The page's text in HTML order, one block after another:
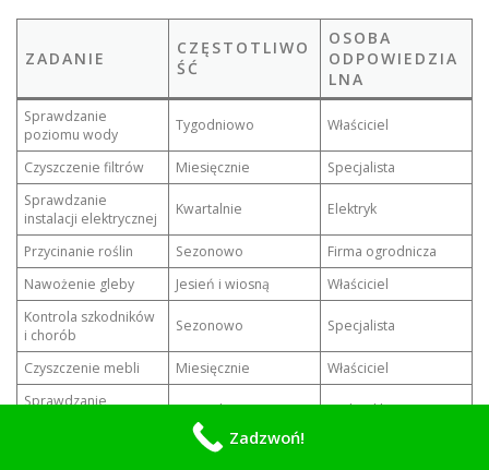
ZADANIE
CZĘSTOTLIWO
ŚĆ
OSOBA
ODPOWIEDZIA
LNA
Sprawdzanie
poziomu wody
Tygodniowo Właściciel
Czyszczenie filtrów Miesięcznie
Specjalista
Sprawdzanie
instalacji elektrycznej
Kwartalnie Elektryk
Przycinanie roślin Sezonowo
Firma ogrodnicza
Nawożenie gleby
Jesień i wiosną
Właściciel
Kontrola szkodników
i chorób
Sezonowo Specjalista
Czyszczenie mebli Miesięcznie
Właściciel
Sprawdzanie
Kwartalnie Hydraulik
Zadzwoń!